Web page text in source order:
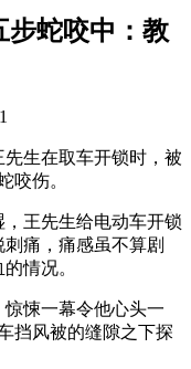
步蛇咬中：教
生在取车开锁时，被
咬伤。
王先生给电动车开锁
痛，痛感虽不算剧
情况。
悚一幕令他心头一
挡风被的缝隙之下探